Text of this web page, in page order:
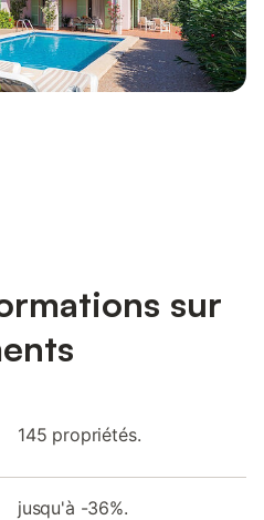
sur
145 propriétés.
jusqu'à -36%.